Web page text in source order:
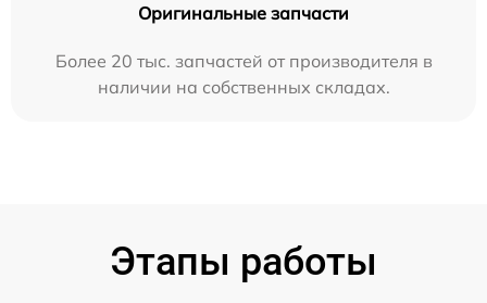
Оригинальные запчасти
Более 20 тыс. запчастей от производителя в
наличии на собственных складах.
Этапы работы